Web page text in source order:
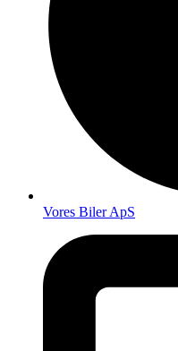
Vores Biler ApS